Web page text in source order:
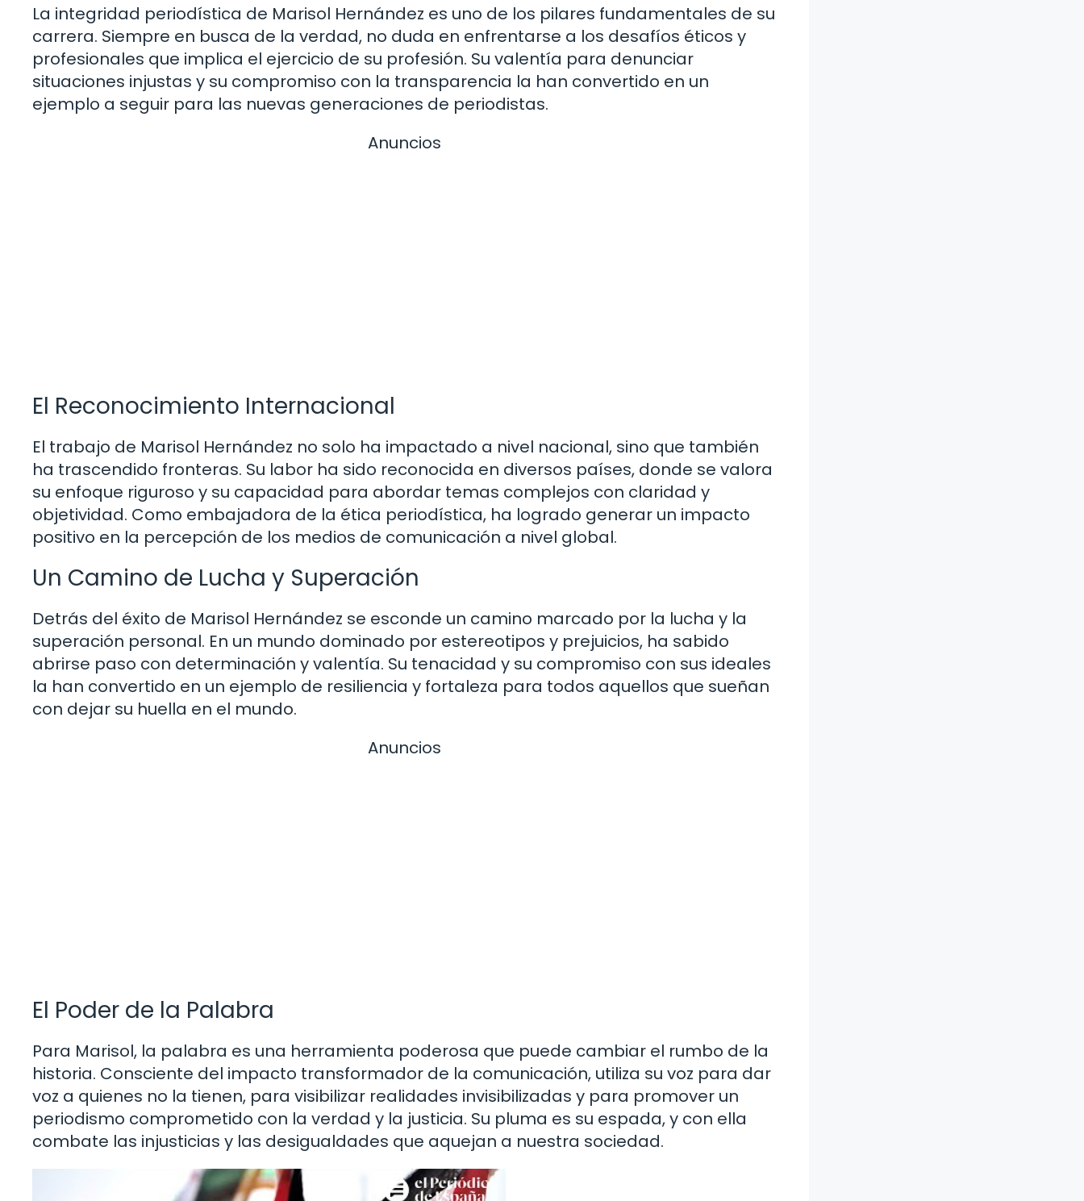
La integridad periodística de Marisol Hernández es uno de los pilares fundamentales de su
carrera. Siempre en busca de la verdad, no duda en enfrentarse a los desafíos éticos y
profesionales que implica el ejercicio de su profesión. Su valentía para denunciar
situaciones injustas y su compromiso con la transparencia la han convertido en un
ejemplo a seguir para las nuevas generaciones de periodistas.
Anuncios
El Reconocimiento Internacional
El trabajo de Marisol Hernández no solo ha impactado a nivel nacional, sino que también
ha trascendido fronteras. Su labor ha sido reconocida en diversos países, donde se valora
su enfoque riguroso y su capacidad para abordar temas complejos con claridad y
objetividad. Como embajadora de la ética periodística, ha logrado generar un impacto
positivo en la percepción de los medios de comunicación a nivel global.
Un Camino de Lucha y Superación
Detrás del éxito de Marisol Hernández se esconde un camino marcado por la lucha y la
superación personal. En un mundo dominado por estereotipos y prejuicios, ha sabido
abrirse paso con determinación y valentía. Su tenacidad y su compromiso con sus ideales
la han convertido en un ejemplo de resiliencia y fortaleza para todos aquellos que sueñan
con dejar su huella en el mundo.
Anuncios
El Poder de la Palabra
Para Marisol, la palabra es una herramienta poderosa que puede cambiar el rumbo de la
historia. Consciente del impacto transformador de la comunicación, utiliza su voz para dar
voz a quienes no la tienen, para visibilizar realidades invisibilizadas y para promover un
periodismo comprometido con la verdad y la justicia. Su pluma es su espada, y con ella
combate las injusticias y las desigualdades que aquejan a nuestra sociedad.